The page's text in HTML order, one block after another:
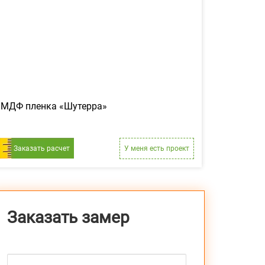
МДФ пленка «Шутерра»
Заказать расчет У меня есть проект
Заказать замер